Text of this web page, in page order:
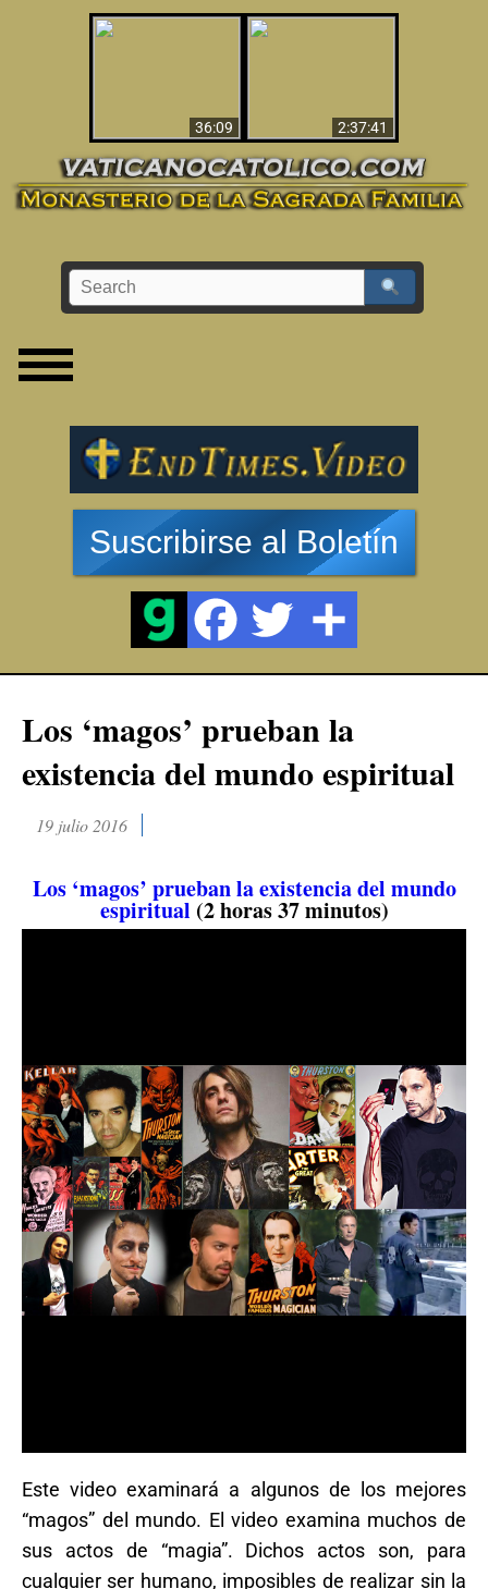
36:09
2:37:41
Suscribirse al Boletín
Los ‘magos’ prueban la
existencia del mundo espiritual
19 julio 2016
Los ‘magos’ prueban la existencia del mundo
espiritual (2 horas 37 minutos)
Este video examinará a algunos de los mejores
“magos” del mundo. El video examina muchos de
sus actos de “magia”. Dichos actos son, para
cualquier ser humano, imposibles de realizar sin la